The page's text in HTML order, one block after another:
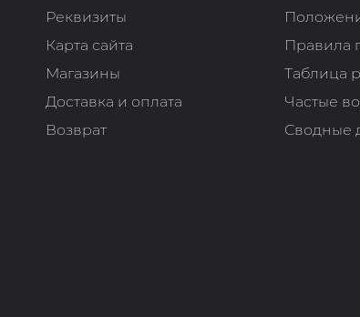
Реквизиты
Карта сайта
Магазины
Доставка и оплата
Возврат
Правила
Таблица
Частые
Сводные